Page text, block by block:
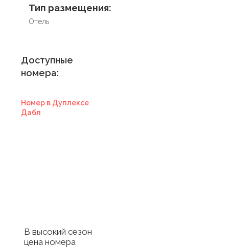
Тип размещения:
Отель
Доступные
номера:
Номер в Дуплексе
Дабл
В высокий сезон
цена номера